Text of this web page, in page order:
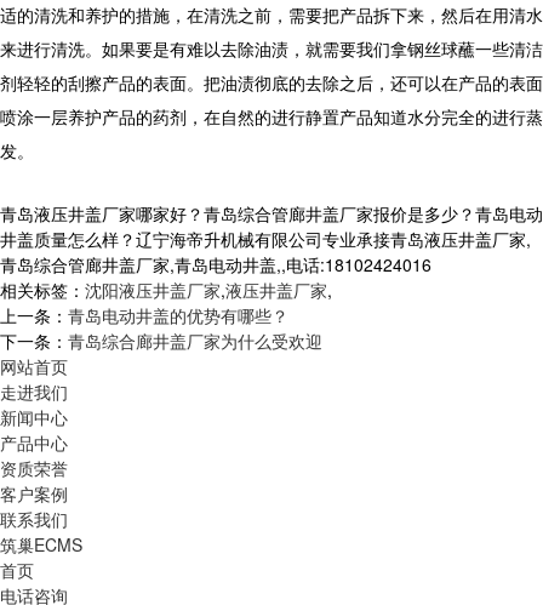
适的清洗和养护的措施，在清洗之前，需要把产品拆下来，然后在用清水
来进行清洗。如果要是有难以去除油渍，就需要我们拿钢丝球蘸一些清洁
剂轻轻的刮擦产品的表面。把油渍彻底的去除之后，还可以在产品的表面
喷涂一层养护产品的药剂，在自然的进行静置产品知道水分完全的进行蒸
发。
青岛液压井盖厂家哪家好？青岛综合管廊井盖厂家报价是多少？青岛电动
井盖质量怎么样？辽宁海帝升机械有限公司专业承接青岛液压井盖厂家,
青岛综合管廊井盖厂家,青岛电动井盖,,电话:18102424016
相关标签： 沈阳液压井盖厂家,液压井盖厂家,
上一条： 青岛电动井盖的优势有哪些？
下一条： 青岛综合廊井盖厂家为什么受欢迎
网站首页
走进我们
新闻中心
产品中心
资质荣誉
客户案例
联系我们
筑巢ECMS
首页
电话咨询